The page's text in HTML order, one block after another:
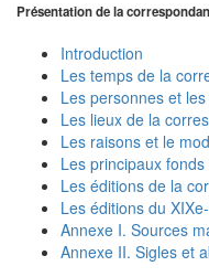
Présentation de la
Introduction
Les temps de la
Les personnes et
Les lieux de la
Les raisons et le
Les principaux
Les éditions de la
Les éditions du
Annexe I. Sources
Annexe II. Sigles et